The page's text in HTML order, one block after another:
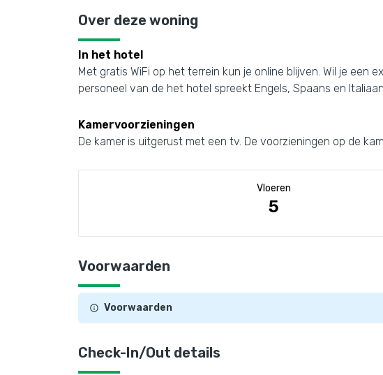
Over deze woning
In het hotel
Met gratis WiFi op het terrein kun je online blijven. Wil je een
personeel van de het hotel spreekt Engels, Spaans en
Kamervoorzieningen
De kamer is uitgerust met een tv. De voorzieningen op de
Vloeren
5
Voorwaarden
Voorwaarden
Check-In/Out details